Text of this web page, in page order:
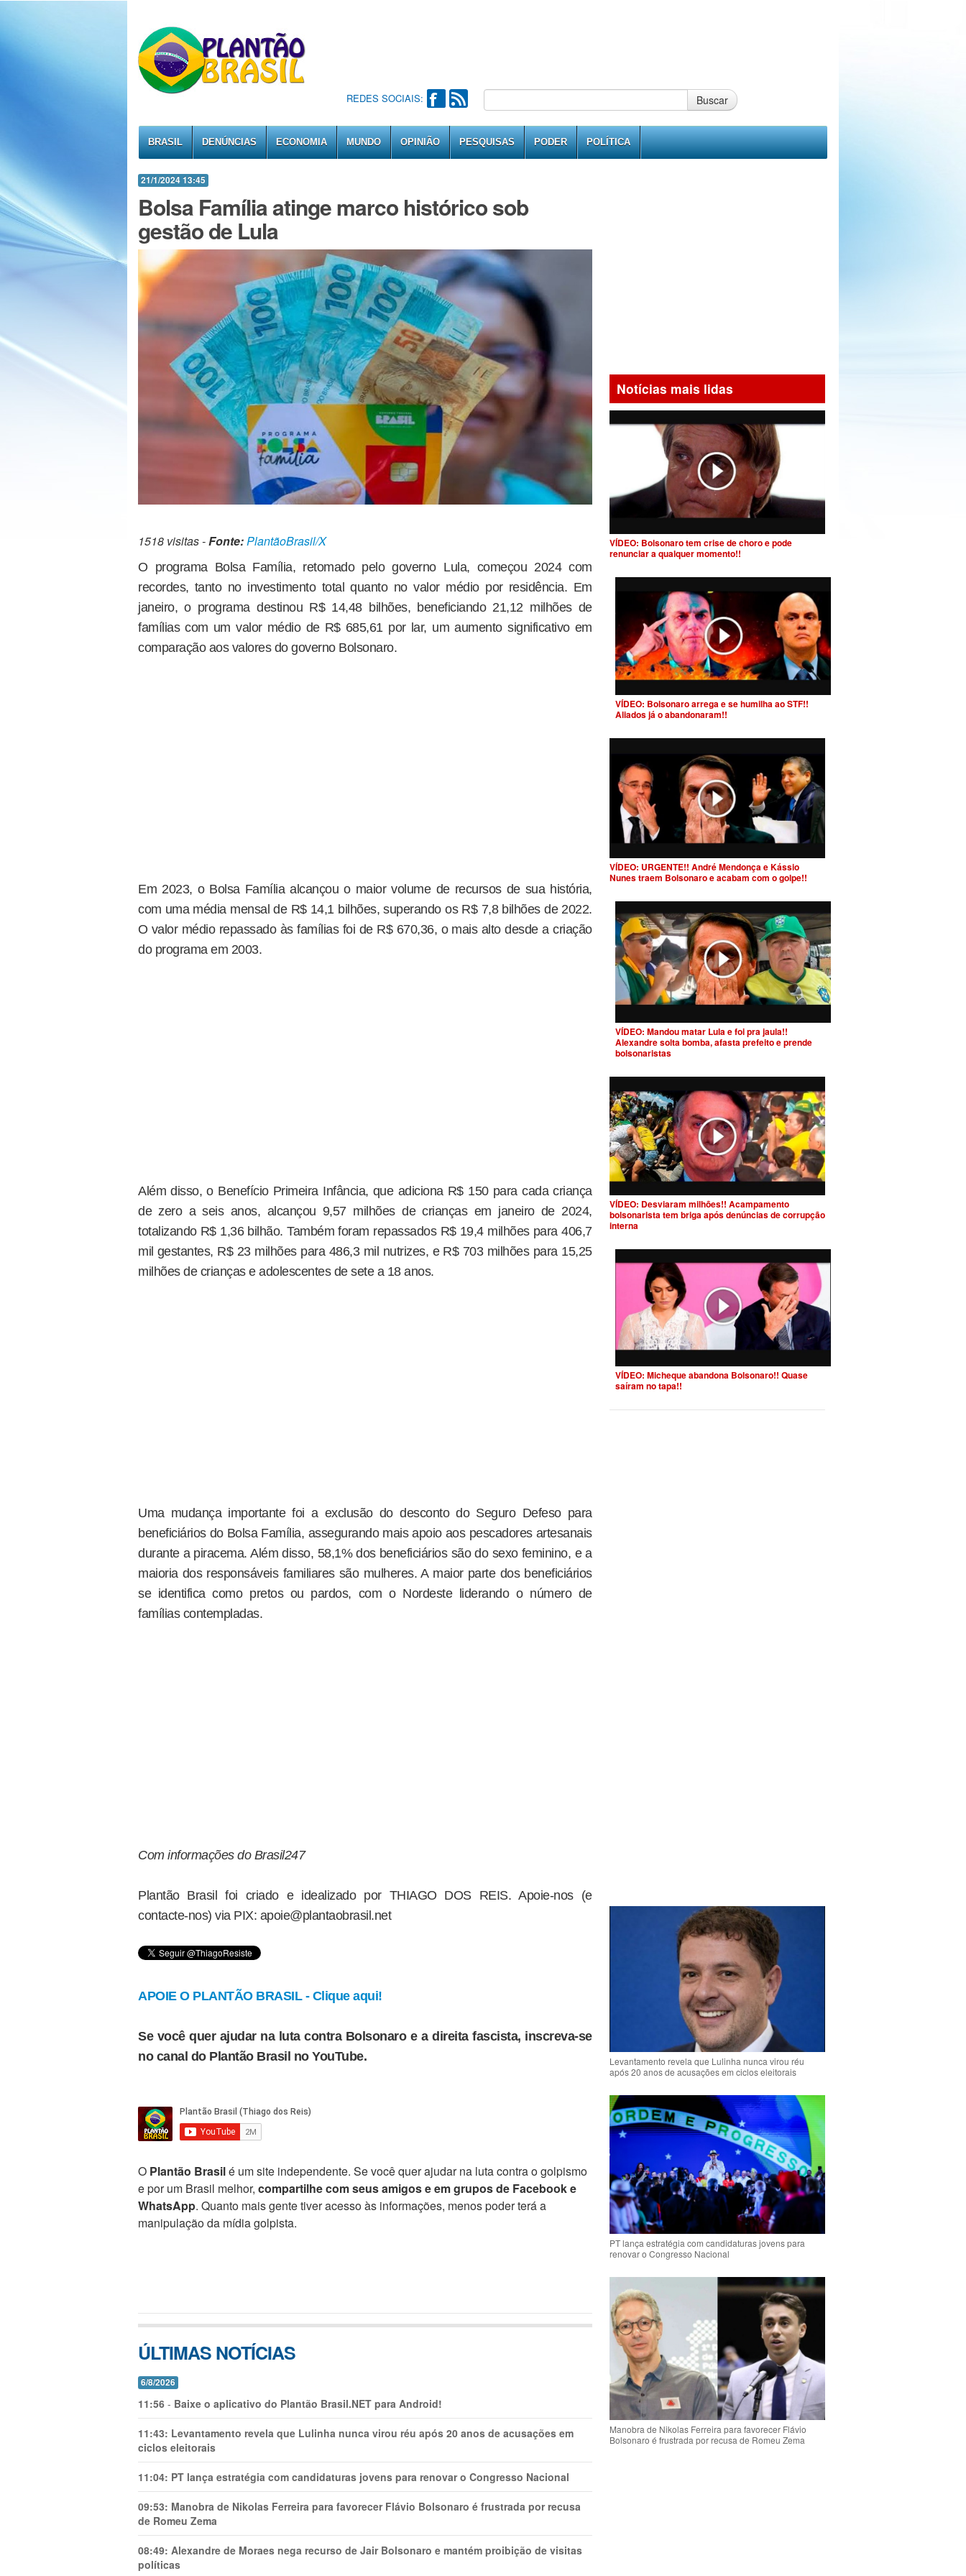
REDES SOCIAIS: Buscar
BRASIL DENÚNCIAS ECONOMIA MUNDO OPINIÃO PESQUISAS PODER POLÍTICA
21/1/2024 13:45
Bolsa Família atinge marco histórico sob
gestão de Lula
1518 visitas -Fonte:PlantãoBrasil/X
O programa Bolsa Família, retomado pelo governo Lula, começou 2024 com
recordes, tanto no investimento total quanto no valor médio por residência. Em
janeiro, o programa destinou R$ 14,48 bilhões, beneficiando 21,12 milhões de
famílias com um valor médio de R$ 685,61 por lar, um aumento significativo em
comparação aos valores do governo Bolsonaro.
Em 2023, o Bolsa Família alcançou o maior volume de recursos de sua história,
com uma média mensal de R$ 14,1 bilhões, superando os R$ 7,8 bilhões de 2022.
O valor médio repassado às famílias foi de R$ 670,36, o mais alto desde a criação
do programa em 2003.
Além disso, o Benefício Primeira Infância, que adiciona R$ 150 para cada criança
de zero a seis anos, alcançou 9,57 milhões de crianças em janeiro de 2024,
totalizando R$ 1,36 bilhão. Também foram repassados R$ 19,4 milhões para 406,7
mil gestantes, R$ 23 milhões para 486,3 mil nutrizes, e R$ 703 milhões para 15,25
milhões de crianças e adolescentes de sete a 18 anos.
Uma mudança importante foi a exclusão do desconto do Seguro Defeso para
beneficiários do Bolsa Família, assegurando mais apoio aos pescadores artesanais
durante a piracema. Além disso, 58,1% dos beneficiários são do sexo feminino, e a
maioria dos responsáveis familiares são mulheres. A maior parte dos beneficiários
se identifica como pretos ou pardos, com o Nordeste liderando o número de
famílias contempladas.
Com informações do Brasil247
Plantão Brasil foi criado e idealizado por THIAGO DOS REIS. Apoie-nos (e
contacte-nos) via PIX: apoie@plantaobrasil.net
APOIE O PLANTÃO BRASIL - Clique aqui!
Se você quer ajudar na luta contra Bolsonaro e a direita fascista, inscreva-se
no canal do Plantão Brasil no YouTube.
O Plantão Brasilé um site independente. Se você quer ajudar na luta contra o golpismo
e por um Brasil melhor, compartilhe com seus amigos e em grupos de Facebook e
WhatsApp. Quanto mais gente tiver acesso às informações, menos poder terá a
manipulação da mídia golpista.
ÚLTIMAS NOTÍCIAS
6/8/2026
11:56 - Baixe o aplicativo do Plantão Brasil.NET para Android!
11:43: Levantamento revela que Lulinha nunca virou réu após 20 anos de acusações em
ciclos eleitorais
11:04: PT lança estratégia com candidaturas jovens para renovar o Congresso Nacional
09:53: Manobra de Nikolas Ferreira para favorecer Flávio Bolsonaro é frustrada por recusa
de Romeu Zema
08:49: Alexandre de Moraes nega recurso de Jair Bolsonaro e mantém proibição de visitas
políticas
Notícias mais lidas
VÍDEO: Bolsonaro tem crise de choro e pode
renunciar a qualquer momento!!
VÍDEO: Bolsonaro arrega e se humilha ao STF!!
Aliados já o abandonaram!!
VÍDEO: URGENTE!! André Mendonça e Kássio
Nunes traem Bolsonaro e acabam com o golpe!!
VÍDEO: Mandou matar Lula e foi pra jaula!!
Alexandre solta bomba, afasta prefeito e prende
bolsonaristas
VÍDEO: Desviaram milhões!! Acampamento
bolsonarista tem briga após denúncias de corrupção
interna
VÍDEO: Micheque abandona Bolsonaro!! Quase
saíram no tapa!!
Levantamento revela que Lulinha nunca virou réu
após 20 anos de acusações em ciclos eleitorais
PT lança estratégia com candidaturas jovens para
renovar o Congresso Nacional
Manobra de Nikolas Ferreira para favorecer Flávio
Bolsonaro é frustrada por recusa de Romeu Zema